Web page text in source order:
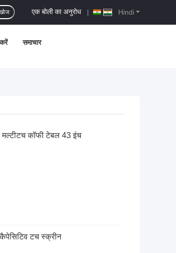
Hindi
एक बोली का अनुरोध |
समाचार
कॉफी टेबल 43 इंच
कैपेसिटिव टच स्क्रीन